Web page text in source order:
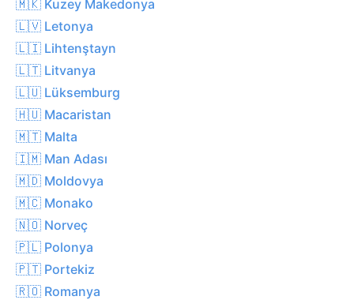
🇲🇰 Kuzey Makedonya
🇱🇻 Letonya
🇱🇮 Lihtenştayn
🇱🇹 Litvanya
🇱🇺 Lüksemburg
🇭🇺 Macaristan
🇲🇹 Malta
🇮🇲 Man Adası
🇲🇩 Moldovya
🇲🇨 Monako
🇳🇴 Norveç
🇵🇱 Polonya
🇵🇹 Portekiz
🇷🇴 Romanya